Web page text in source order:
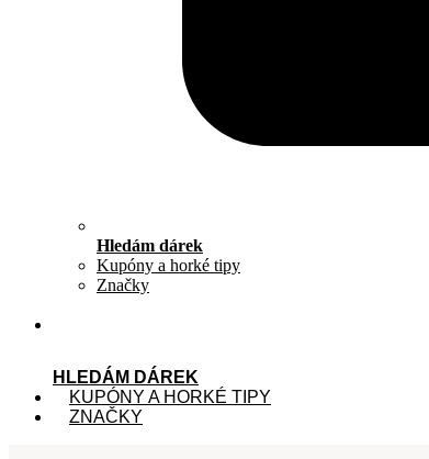
Hledám dárek
Kupóny a horké tipy
Značky
HLEDÁM DÁREK
KUPÓNY A HORKÉ TIPY
ZNAČKY